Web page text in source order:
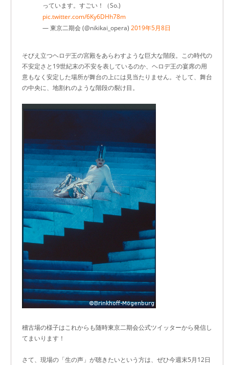
っています。すごい！（So.)
pic.twitter.com/6Ky6DHh78m
— 東京二期会 (@nikikai_opera) 2019年5月8日
そびえ立つヘロデ王の宮殿をあらわすような巨大な階段。この時代の
不安定さと19世紀末の不安を表しているのか、ヘロデ王の宴席の用
意もなく安定した場所が舞台の上には見当たりません。そして、舞台
の中央に、地割れのような階段の裂け目。
稽古場の様子はこれからも随時東京二期会公式ツイッターから発信し
てまいります！
さて、現場の「生の声」が聴きたいという方は、ぜひ今週末5月12日